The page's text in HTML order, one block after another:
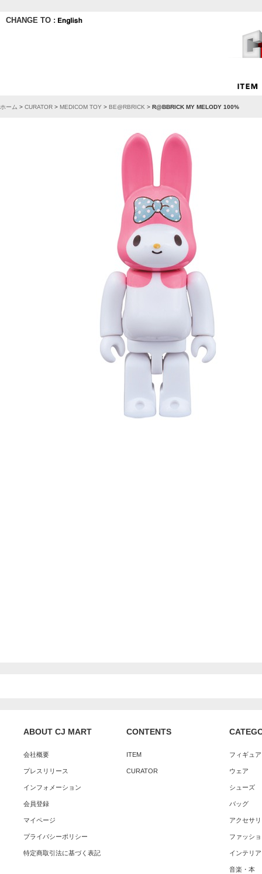
CHANGE TO :
ホーム > CURATOR > MEDICOM TOY > BE@RBRICK > R@BBRICK MY MELODY 100%
ABOUT CJ MART
会社概要
プレスリリース
インフォメーション
会員登録
マイページ
プライバシーポリシー
特定商取引法に基づく表記
CONTENTS
ITEM
CURATOR
フィギュ
ウェア
シューズ
バッグ
アクセサ
ファッシ
インテリア
音楽・本